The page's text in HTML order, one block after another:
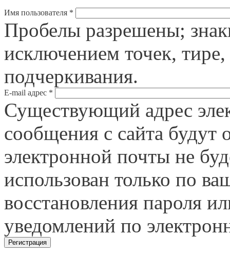
Имя пользователя *
Пробелы разрешены;
исключением точек,
подчеркивания.
E-mail адрес *
Существующий адрес
сообщения с сайта будут
электронной почты не
использован только по
восстановления пароля
уведомлений по